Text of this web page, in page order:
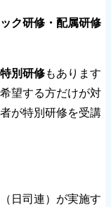
ク研修・配属研修
特別研修もあります
望する方だけが対
が特別研修を受講
日司連）が実施す